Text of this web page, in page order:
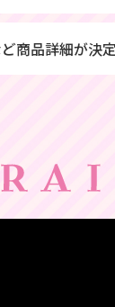
商品詳細が決定